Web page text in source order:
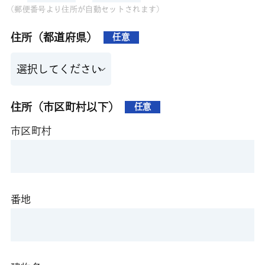
(郵便番号より住所が自動セットされます)
住所（都道府県） 任意
住所（市区町村以下） 任意
市区町村
番地